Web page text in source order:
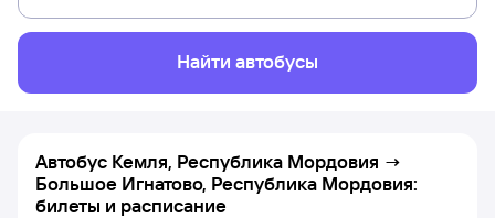
Найти автобусы
Автобус Кемля, Республика Мордовия →
Большое Игнатово, Республика Мордовия:
билеты и расписание